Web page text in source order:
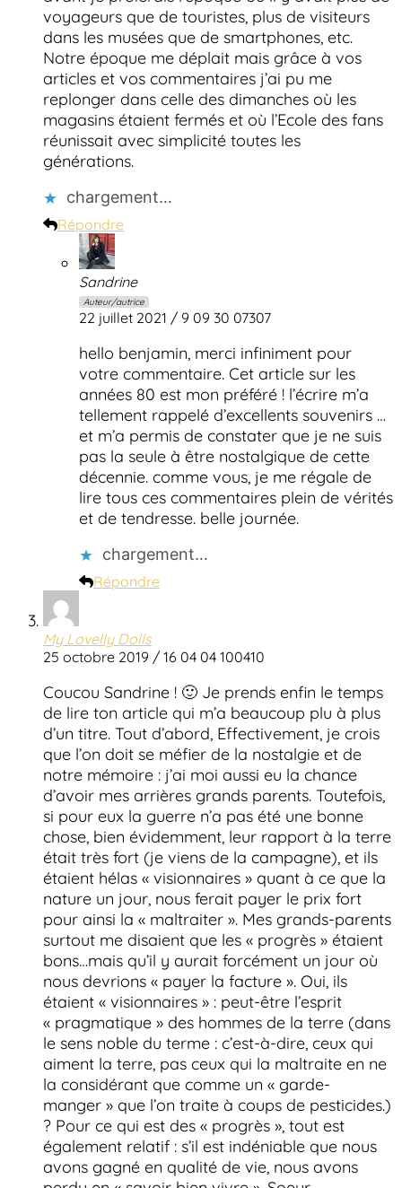
voyageurs que de touristes, plus de visiteurs
dans les musées que de smartphones, etc.
Notre époque me déplait mais grâce à vos
articles et vos commentaires j’ai pu me
replonger dans celle des dimanches où les
magasins étaient fermés et où l’Ecole des fans
réunissait avec simplicité toutes les
générations.
chargement…
Répondre
Sandrine
Auteur/autrice
22 juillet 2021 / 9 09 30 07307
hello benjamin, merci infiniment pour
votre commentaire. Cet article sur les
années 80 est mon préféré ! l’écrire m’a
tellement rappelé d’excellents souvenirs …
et m’a permis de constater que je ne suis
pas la seule à être nostalgique de cette
décennie. comme vous, je me régale de
lire tous ces commentaires plein de vérités
et de tendresse. belle journée.
chargement…
Répondre
My Lovelly Dolls
25 octobre 2019 / 16 04 04 100410
Coucou Sandrine ! 🙂 Je prends enfin le temps
de lire ton article qui m’a beaucoup plu à plus
d’un titre. Tout d’abord, Effectivement, je crois
que l’on doit se méfier de la nostalgie et de
notre mémoire : j’ai moi aussi eu la chance
d’avoir mes arrières grands parents. Toutefois,
si pour eux la guerre n’a pas été une bonne
chose, bien évidemment, leur rapport à la terre
était très fort (je viens de la campagne), et ils
étaient hélas « visionnaires » quant à ce que la
nature un jour, nous ferait payer le prix fort
pour ainsi la « maltraiter ». Mes grands-parents
surtout me disaient que les « progrès » étaient
bons…mais qu’il y aurait forcément un jour où
nous devrions « payer la facture ». Oui, ils
étaient « visionnaires » : peut-être l’esprit
« pragmatique » des hommes de la terre (dans
le sens noble du terme : c’est-à-dire, ceux qui
aiment la terre, pas ceux qui la maltraite en ne
la considérant que comme un « garde-
manger » que l’on traite à coups de pesticides.)
? Pour ce qui est des « progrès », tout est
également relatif : s’il est indéniable que nous
avons gagné en qualité de vie, nous avons